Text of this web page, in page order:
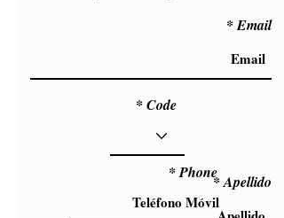
Email
Code
Phone Apellido